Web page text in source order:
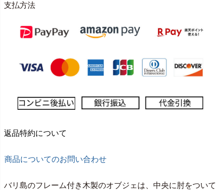
支払方法
返品特約について
商品についてのお問い合わせ
バリ島のフレーム付き木製のオブジェは、中央に肘をついて